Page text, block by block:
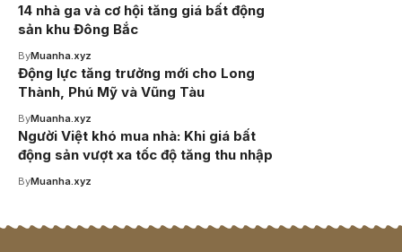
14 nhà ga và cơ hội tăng giá bất động
sản khu Đông Bắc
ByMuanha.xyz
Động lực tăng trưởng mới cho Long
Thành, Phú Mỹ và Vũng Tàu
ByMuanha.xyz
Người Việt khó mua nhà: Khi giá bất
động sản vượt xa tốc độ tăng thu nhập
ByMuanha.xyz